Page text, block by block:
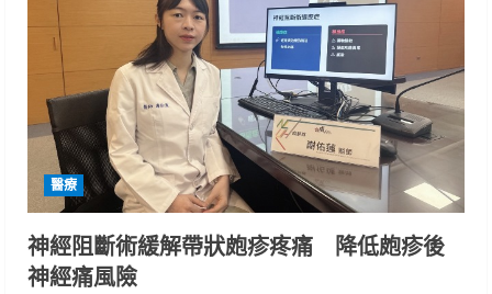
醫療
神經阻斷術緩解帶狀皰疹疼痛 降低皰疹後
神經痛風險